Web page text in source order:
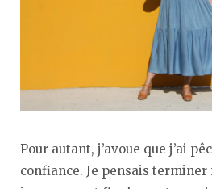
Pour autant, j’avoue que j’ai
confiance. Je pensais terminer